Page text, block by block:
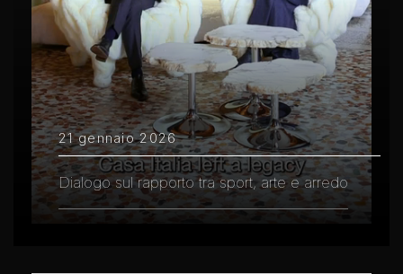
21 gennaio 2026
Dialogo sul rapporto tra sport, arte e arredo